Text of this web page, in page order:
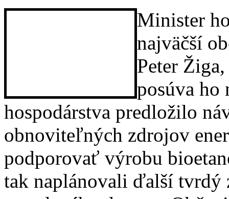
Minister
najväčší
Peter
posúva ho
hospodárstva predložilo
obnoviteľných zdrojov
podporovať výrobu
tak naplánovali ďalší tvrdý